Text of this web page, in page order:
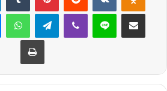
MessengerWhatsAppTelegramViber Line E-Posta ile
Yazdır